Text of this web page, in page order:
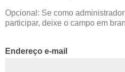
Opcional: Se como
participar, deixe o campo em
Endereço e-mail